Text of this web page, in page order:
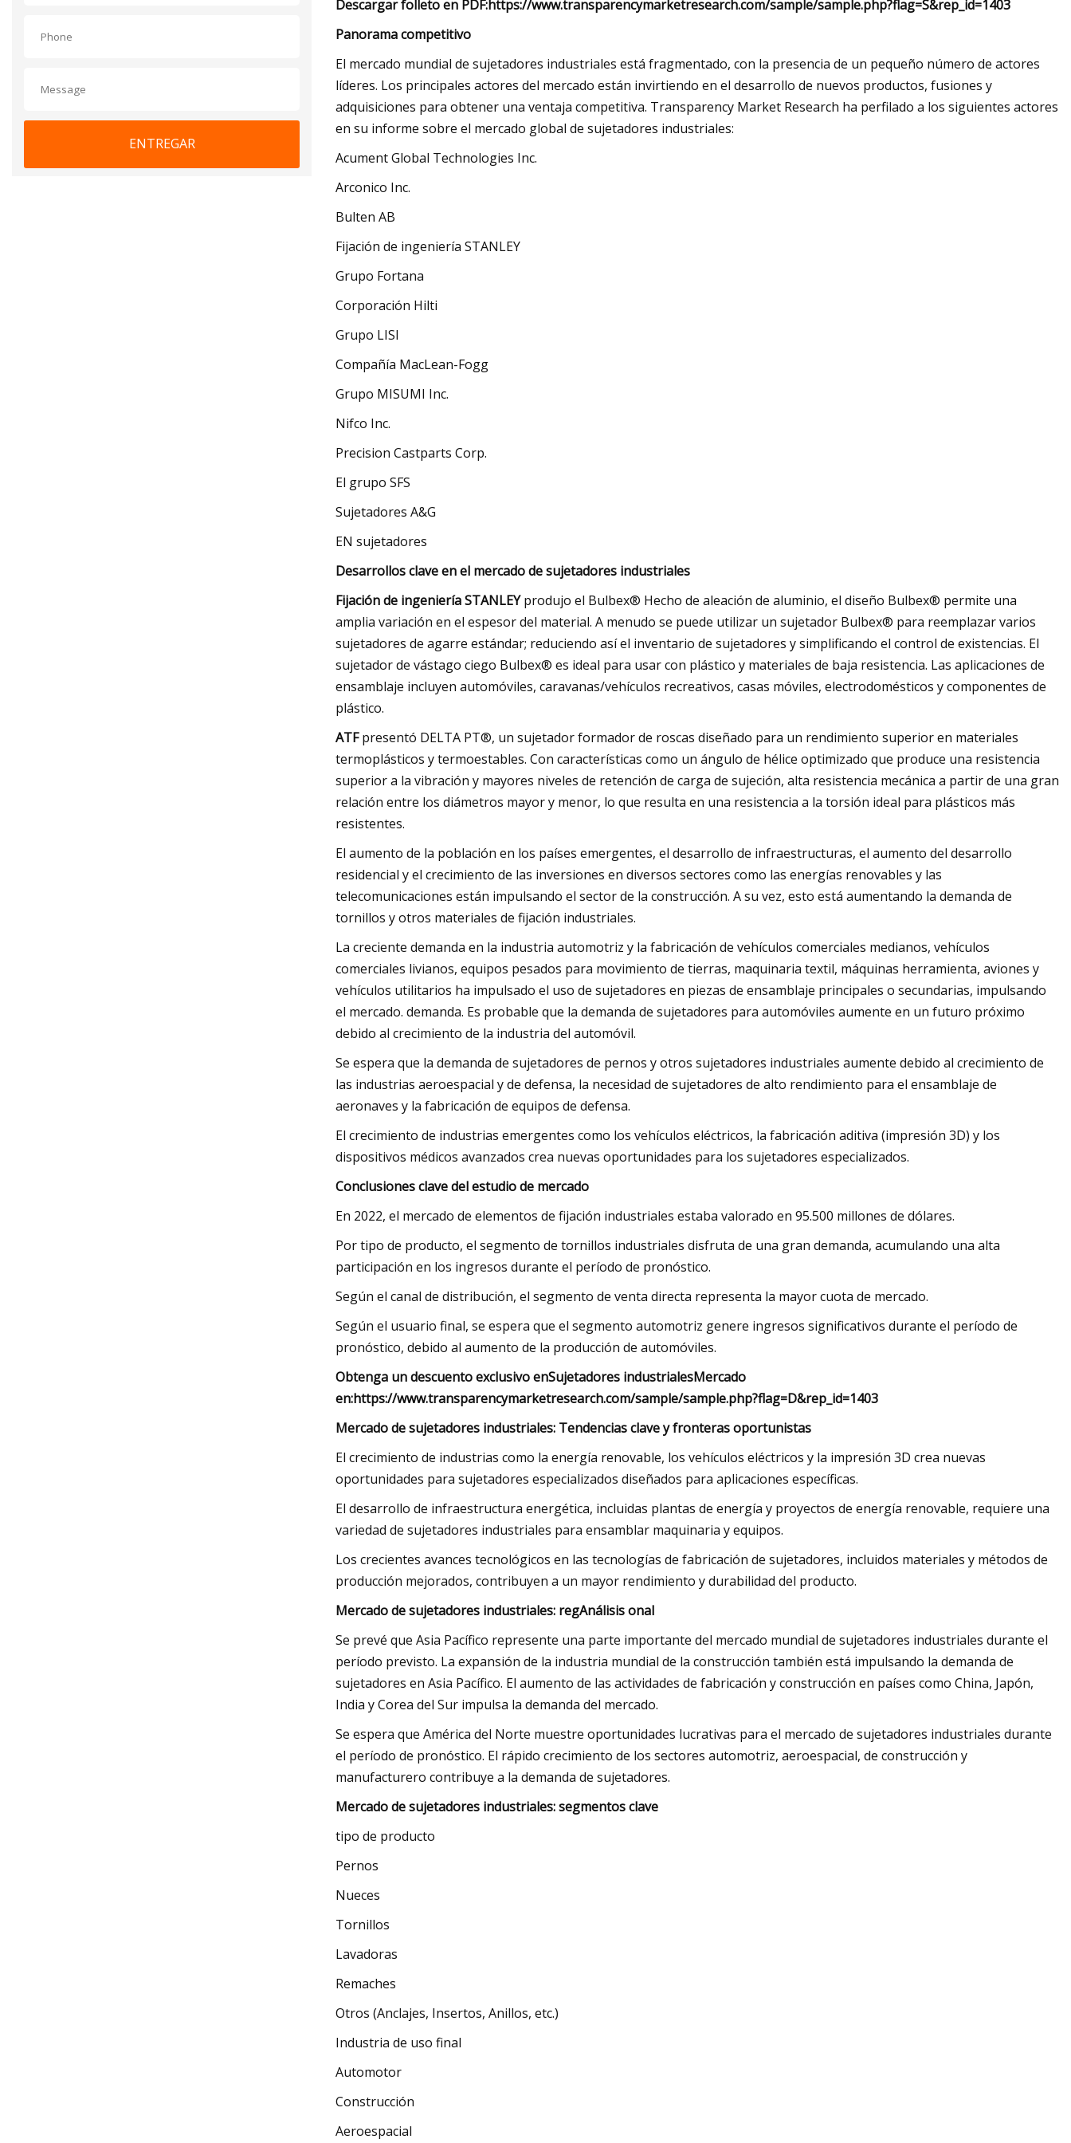
ENTREGAR
Descargar folleto en PDF:https://www.transparencymarketresearch.com/sample/sample.php?flag=S&rep_id=1403
Panorama competitivo
El mercado mundial de sujetadores industriales está fragmentado, con la presencia de un pequeño número de actores
líderes. Los principales actores del mercado están invirtiendo en el desarrollo de nuevos productos, fusiones y
adquisiciones para obtener una ventaja competitiva. Transparency Market Research ha perfilado a los siguientes actores
en su informe sobre el mercado global de sujetadores industriales:
Acument Global Technologies Inc.
Arconico Inc.
Bulten AB
Fijación de ingeniería STANLEY
Grupo Fortana
Corporación Hilti
Grupo LISI
Compañía MacLean-Fogg
Grupo MISUMI Inc.
Nifco Inc.
Precision Castparts Corp.
El grupo SFS
Sujetadores A&G
EN sujetadores
Desarrollos clave en el mercado de sujetadores industriales
Fijación de ingeniería STANLEYprodujo el Bulbex® Hecho de aleación de aluminio, el diseño Bulbex® permite una
amplia variación en el espesor del material. A menudo se puede utilizar un sujetador Bulbex® para reemplazar varios
sujetadores de agarre estándar; reduciendo así el inventario de sujetadores y simplificando el control de existencias. El
sujetador de vástago ciego Bulbex® es ideal para usar con plástico y materiales de baja resistencia. Las aplicaciones de
ensamblaje incluyen automóviles, caravanas/vehículos recreativos, casas móviles, electrodomésticos y componentes de
plástico.
ATFpresentó DELTA PT®, un sujetador formador de roscas diseñado para un rendimiento superior en materiales
termoplásticos y termoestables. Con características como un ángulo de hélice optimizado que produce una resistencia
superior a la vibración y mayores niveles de retención de carga de sujeción, alta resistencia mecánica a partir de una gran
relación entre los diámetros mayor y menor, lo que resulta en una resistencia a la torsión ideal para plásticos más
resistentes.
El aumento de la población en los países emergentes, el desarrollo de infraestructuras, el aumento del desarrollo
residencial y el crecimiento de las inversiones en diversos sectores como las energías renovables y las
telecomunicaciones están impulsando el sector de la construcción. A su vez, esto está aumentando la demanda de
tornillos y otros materiales de fijación industriales.
La creciente demanda en la industria automotriz y la fabricación de vehículos comerciales medianos, vehículos
comerciales livianos, equipos pesados ​​para movimiento de tierras, maquinaria textil, máquinas herramienta, aviones y
vehículos utilitarios ha impulsado el uso de sujetadores en piezas de ensamblaje principales o secundarias, impulsando
el mercado. demanda. Es probable que la demanda de sujetadores para automóviles aumente en un futuro próximo
debido al crecimiento de la industria del automóvil.
Se espera que la demanda de sujetadores de pernos y otros sujetadores industriales aumente debido al crecimiento de
las industrias aeroespacial y de defensa, la necesidad de sujetadores de alto rendimiento para el ensamblaje de
aeronaves y la fabricación de equipos de defensa.
El crecimiento de industrias emergentes como los vehículos eléctricos, la fabricación aditiva (impresión 3D) y los
dispositivos médicos avanzados crea nuevas oportunidades para los sujetadores especializados.
Conclusiones clave del estudio de mercado
En 2022, el mercado de elementos de fijación industriales estaba valorado en 95.500 millones de dólares.
Por tipo de producto, el segmento de tornillos industriales disfruta de una gran demanda, acumulando una alta
participación en los ingresos durante el período de pronóstico.
Según el canal de distribución, el segmento de venta directa representa la mayor cuota de mercado.
Según el usuario final, se espera que el segmento automotriz genere ingresos significativos durante el período de
pronóstico, debido al aumento de la producción de automóviles.
Obtenga un descuento exclusivo enSujetadores industrialesMercado
en:https://www.transparencymarketresearch.com/sample/sample.php?flag=D&rep_id=1403
Mercado de sujetadores industriales: Tendencias clave y fronteras oportunistas
El crecimiento de industrias como la energía renovable, los vehículos eléctricos y la impresión 3D crea nuevas
oportunidades para sujetadores especializados diseñados para aplicaciones específicas.
El desarrollo de infraestructura energética, incluidas plantas de energía y proyectos de energía renovable, requiere una
variedad de sujetadores industriales para ensamblar maquinaria y equipos.
Los crecientes avances tecnológicos en las tecnologías de fabricación de sujetadores, incluidos materiales y métodos de
producción mejorados, contribuyen a un mayor rendimiento y durabilidad del producto.
Mercado de sujetadores industriales: regAnálisis onal
Se prevé que Asia Pacífico represente una parte importante del mercado mundial de sujetadores industriales durante el
período previsto. La expansión de la industria mundial de la construcción también está impulsando la demanda de
sujetadores en Asia Pacífico. El aumento de las actividades de fabricación y construcción en países como China, Japón,
India y Corea del Sur impulsa la demanda del mercado.
Se espera que América del Norte muestre oportunidades lucrativas para el mercado de sujetadores industriales durante
el período de pronóstico. El rápido crecimiento de los sectores automotriz, aeroespacial, de construcción y
manufacturero contribuye a la demanda de sujetadores.
Mercado de sujetadores industriales: segmentos clave
tipo de producto
Pernos
Nueces
Tornillos
Lavadoras
Remaches
Otros (Anclajes, Insertos, Anillos, etc.)
Industria de uso final
Automotor
Construcción
Aeroespacial